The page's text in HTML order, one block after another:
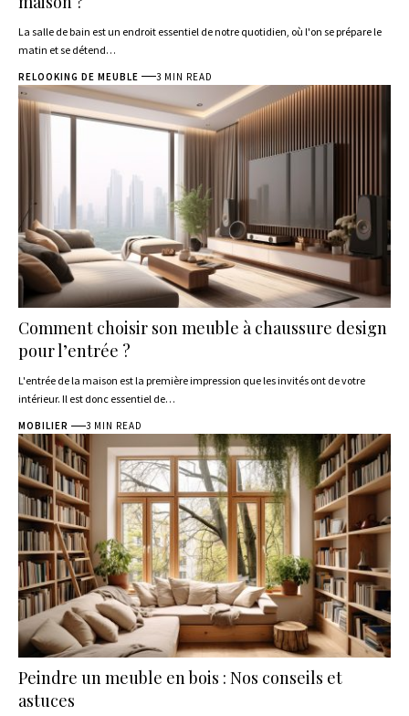
La salle de bain est un endroit essentiel de notre quotidien, où l'on se prépare le
matin et se détend…
RELOOKING DE MEUBLE 3 MIN READ
Comment choisir son meuble à chaussure design
pour l’entrée ?
L'entrée de la maison est la première impression que les invités ont de votre
intérieur. Il est donc essentiel de…
MOBILIER 3 MIN READ
Peindre un meuble en bois : Nos conseils et
astuces